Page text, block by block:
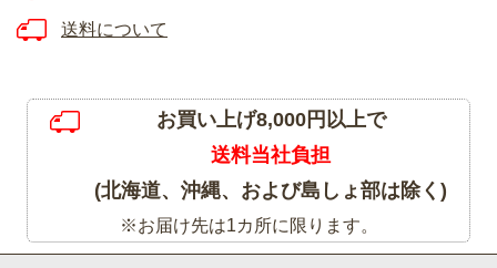
送料について
お買い上げ8,000円以上で
送料当社負担
(北海道、沖縄、および島しょ部は除く)
※お届け先は1カ所に限ります。